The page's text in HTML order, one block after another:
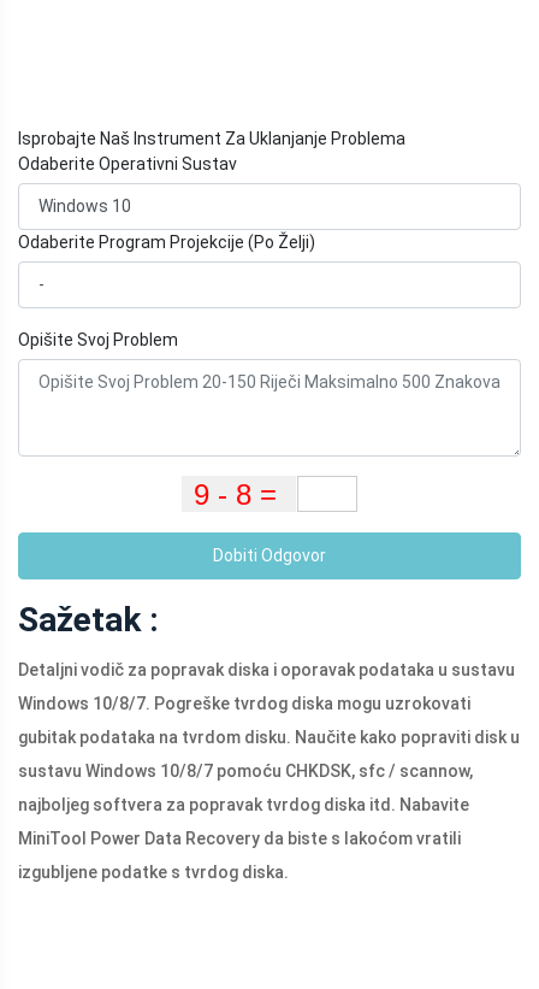
Isprobajte Naš Instrument Za Uklanjanje Problema
Odaberite Operativni Sustav
Odaberite Program Projekcije (Po Želji)
Opišite Svoj Problem
Dobiti Odgovor
Sažetak :
Detaljni vodič za popravak diska i oporavak podataka u sustavu
Windows 10/8/7. Pogreške tvrdog diska mogu uzrokovati
gubitak podataka na tvrdom disku. Naučite kako popraviti disk u
sustavu Windows 10/8/7 pomoću CHKDSK, sfc / scannow,
najboljeg softvera za popravak tvrdog diska itd. Nabavite
MiniTool Power Data Recovery da biste s lakoćom vratili
izgubljene podatke s tvrdog diska.